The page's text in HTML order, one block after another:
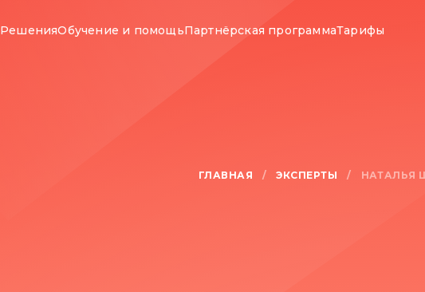
РешенияОбучение и помощьПартнёрская программаТарифы
ГЛАВНАЯ / ЭКСПЕРТЫ / НАТАЛЬЯ